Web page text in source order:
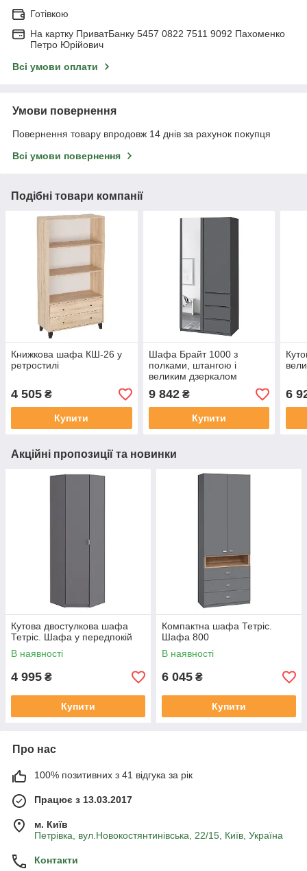
Готівкою
На картку ПриватБанку 5457 0822 7511 9092 Пахоменко
Петро Юрійович
Всі умови оплати
Умови повернення
Повернення товару впродовж 14 днів за рахунок покупця
Всі умови повернення
Подібні товари компанії
Книжкова шафа КШ-26 у
ретростилі
4 505 ₴
Купити
Шафа Брайт 1000 з
полками, штангою і
великим дзеркалом
9 842₴
Купити
6
Акційні пропозиції та новинки
Кутова двостулкова шафа
Тетріс. Шафа у передпокій
В наявності
4 995 ₴
Купити
Компактна шафа Тетріс.
Шафа 800
В наявності
6 045 ₴
Купити
Про нас
100% позитивних з 41 відгука за рік
Працює з 13.03.2017
м. Київ
Петрівка, вул.Новокостянтинівська, 22/15, Київ, Україна
Контакти